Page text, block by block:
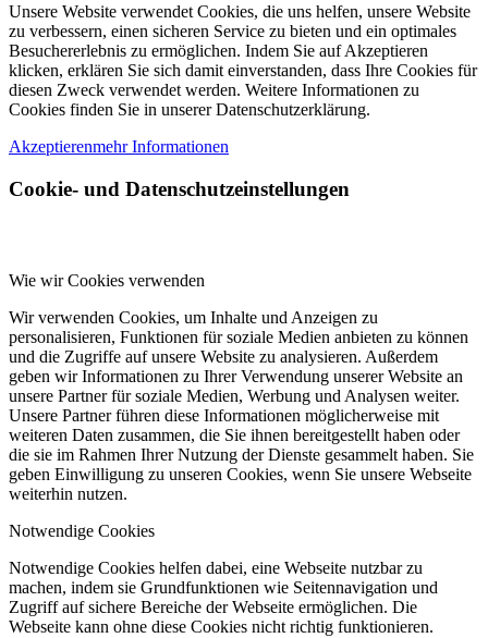
Unsere Website verwendet Cookies, die uns helfen, unsere Website
zu verbessern, einen sicheren Service zu bieten und ein optimales
Besuchererlebnis zu ermöglichen. Indem Sie auf Akzeptieren
klicken, erklären Sie sich damit einverstanden, dass Ihre Cookies für
diesen Zweck verwendet werden. Weitere Informationen zu
Cookies finden Sie in unserer Datenschutzerklärung.
Akzeptierenmehr Informationen
Cookie- und Datenschutzeinstellungen
Wie wir Cookies verwenden
Wir verwenden Cookies, um Inhalte und Anzeigen zu
personalisieren, Funktionen für soziale Medien anbieten zu können
und die Zugriffe auf unsere Website zu analysieren. Außerdem
geben wir Informationen zu Ihrer Verwendung unserer Website an
unsere Partner für soziale Medien, Werbung und Analysen weiter.
Unsere Partner führen diese Informationen möglicherweise mit
weiteren Daten zusammen, die Sie ihnen bereitgestellt haben oder
die sie im Rahmen Ihrer Nutzung der Dienste gesammelt haben. Sie
geben Einwilligung zu unseren Cookies, wenn Sie unsere Webseite
weiterhin nutzen.
Notwendige Cookies
Notwendige Cookies helfen dabei, eine Webseite nutzbar zu
machen, indem sie Grundfunktionen wie Seitennavigation und
Zugriff auf sichere Bereiche der Webseite ermöglichen. Die
Webseite kann ohne diese Cookies nicht richtig funktionieren.